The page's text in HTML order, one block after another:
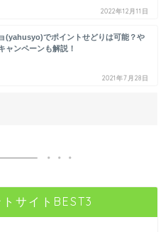
2022年12月11日
(yahusyo)でポイントせどりは可能？や
ャンペーンも解説！
2021年7月28日
サイトBEST3